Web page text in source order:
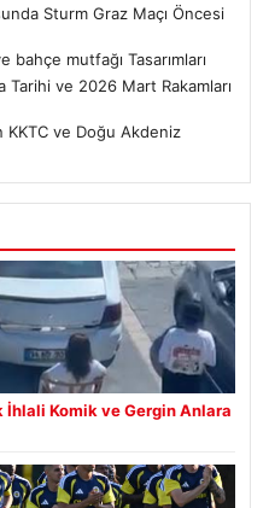
Sturm Graz Maçı Öncesi
bahçe mutfağı Tasarımları
Tarihi ve 2026 Mart Rakamları
KKTC ve Doğu Akdeniz
İhlali Komik ve Gergin Anlara